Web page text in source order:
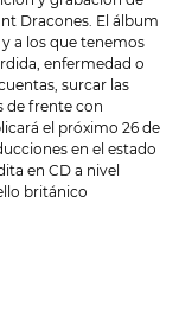
Dracones. El álbum
a los que tenemos
enfermedad o
surcar las
de frente con
el próximo 26 de
en el estado
en CD a nivel
británico